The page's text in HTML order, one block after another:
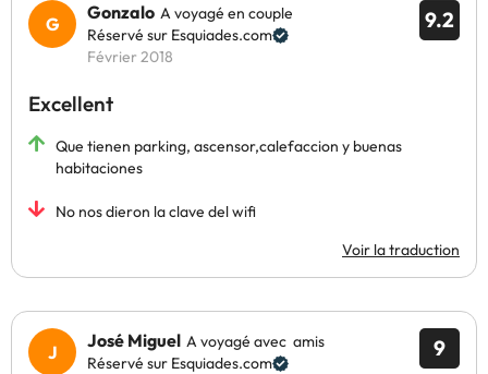
9.2
Gonzalo A voyagé en couple
Réservé sur Esquiades.com
Février 2018
Excellent
Que tienen parking, ascensor,calefaccion y buenas
habitaciones
No nos dieron la clave del wifi
Voir la traduction
9
José Miguel A voyagé avec amis
Réservé sur Esquiades.com